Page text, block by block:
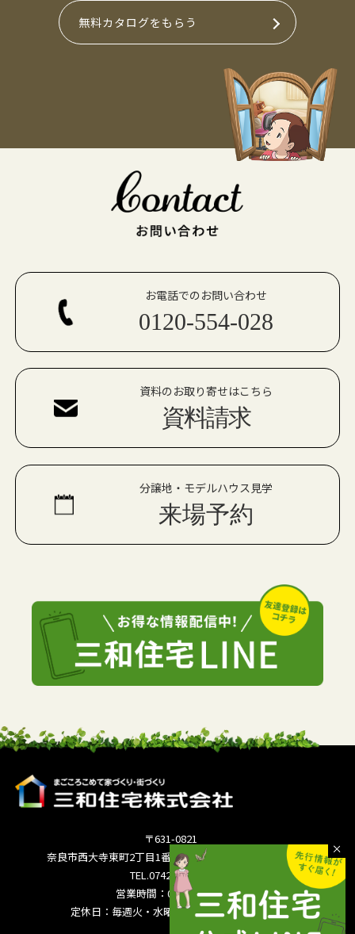
無料カタログをもらう
お電話でのお問い合わせ
0120-554-028
資料のお取り寄せはこちら
資料請求
分譲地・モデルハウス見学
来場予約
〒631-0821
奈良市西大寺東町2丁目1番63号サンワシティ西大寺5F
TEL.0742-36-3035
営業時間：09:00～18:00
定休日：毎週火・水曜日 夏季休暇 年末年始